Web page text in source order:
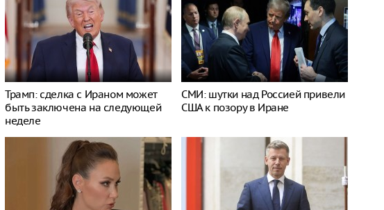
Трамп: сделка с Ираном может
быть заключена на следующей
неделе
СМИ: шутки над Россией привели
США к позору в Иране